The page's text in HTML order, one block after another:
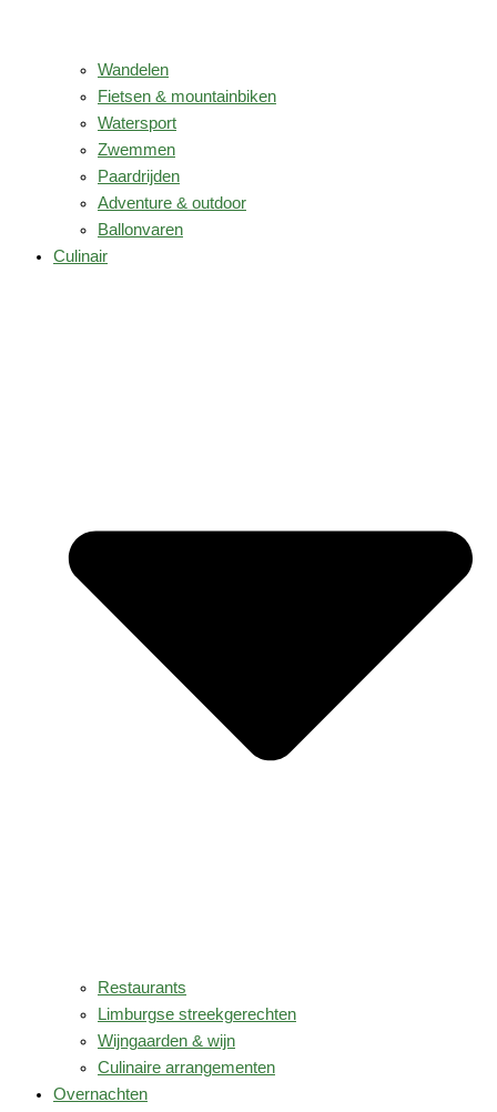
Wandelen
Fietsen & mountainbiken
Watersport
Zwemmen
Paardrijden
Adventure & outdoor
Ballonvaren
Culinair
Restaurants
Limburgse streekgerechten
Wijngaarden & wijn
Culinaire arrangementen
Overnachten